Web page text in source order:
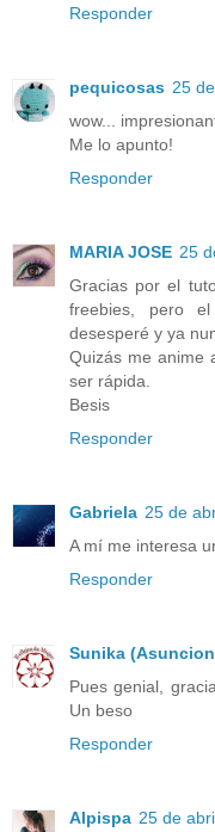
Responder
pequicosas 25
wow...
Me lo apunto!
Responder
MARIA JOSE 25
Gracias por el
freebies, pero
desesperé y ya
Quizás me anime
ser rápida.
Besis
Responder
Gabriela 25 de
A mí me interesa
Responder
Sunika
Pues genial,
Un beso
Responder
Alpispa 25 de